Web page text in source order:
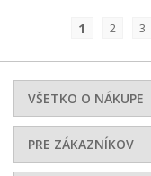
1 2 3
VŠETKO O NÁKUPE
PRE ZÁKAZNÍKOV